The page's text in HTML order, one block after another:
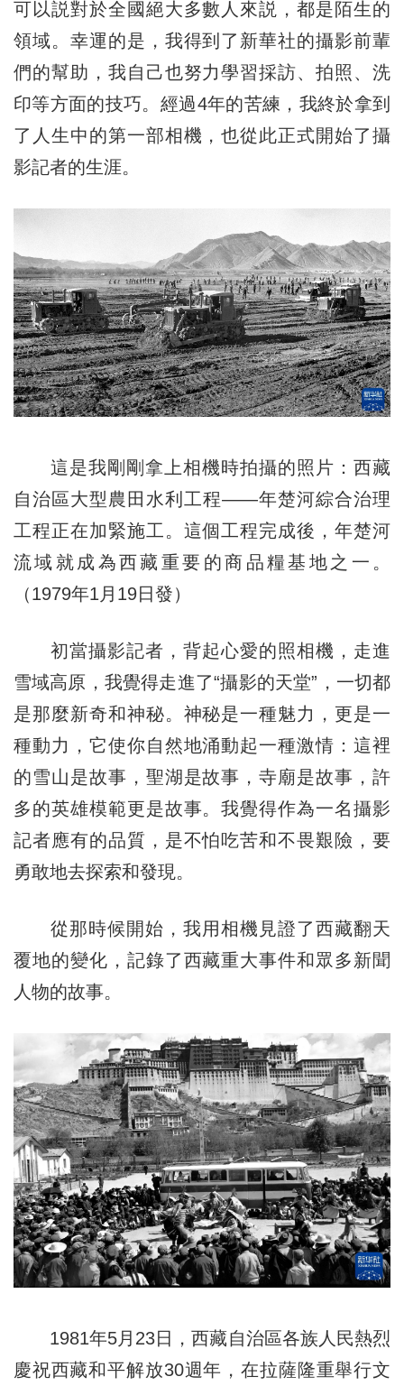
可以説對於全國絕大多數人來説，都是陌生的
領域。幸運的是，我得到了新華社的攝影前輩
們的幫助，我自己也努力學習採訪、拍照、洗
印等方面的技巧。經過4年的苦練，我終於拿到
了人生中的第一部相機，也從此正式開始了攝
影記者的生涯。
這是我剛剛拿上相機時拍攝的照片：西藏
自治區大型農田水利工程——年楚河綜合治理
工程正在加緊施工。這個工程完成後，年楚河
流域就成為西藏重要的商品糧基地之一。
（1979年1月19日發）
初當攝影記者，背起心愛的照相機，走進
雪域高原，我覺得走進了“攝影的天堂”，一切都
是那麼新奇和神秘。神秘是一種魅力，更是一
種動力，它使你自然地涌動起一種激情：這裡
的雪山是故事，聖湖是故事，寺廟是故事，許
多的英雄模範更是故事。我覺得作為一名攝影
記者應有的品質，是不怕吃苦和不畏艱險，要
勇敢地去探索和發現。
從那時候開始，我用相機見證了西藏翻天
覆地的變化，記錄了西藏重大事件和眾多新聞
人物的故事。
1981年5月23日，西藏自治區各族人民熱烈
慶祝西藏和平解放30週年，在拉薩隆重舉行文